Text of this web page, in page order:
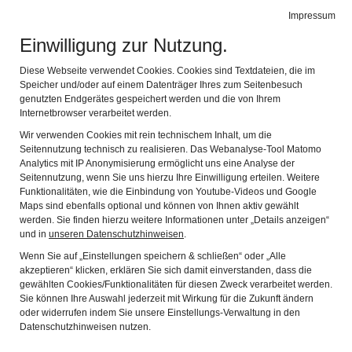
Impressum
Einwilligung zur Nutzung.
Diese Webseite verwendet Cookies. Cookies sind Textdateien, die im
Speicher und/oder auf einem Datenträger Ihres zum Seitenbesuch
genutzten Endgerätes gespeichert werden und die von Ihrem
Internetbrowser verarbeitet werden.
Wir verwenden Cookies mit rein technischem Inhalt, um die
Seitennutzung technisch zu realisieren. Das Webanalyse-Tool Matomo
Analytics mit IP Anonymisierung ermöglicht uns eine Analyse der
Seitennutzung, wenn Sie uns hierzu Ihre Einwilligung erteilen. Weitere
Funktionalitäten, wie die Einbindung von Youtube-Videos und Google
Maps sind ebenfalls optional und können von Ihnen aktiv gewählt
werden. Sie finden hierzu weitere Informationen unter „Details anzeigen“
und in unseren Datenschutzhinweisen.
Wenn Sie auf „Einstellungen speichern & schließen“ oder „Alle
akzeptieren“ klicken, erklären Sie sich damit einverstanden, dass die
gewählten Cookies/Funktionalitäten für diesen Zweck verarbeitet werden.
Sie können Ihre Auswahl jederzeit mit Wirkung für die Zukunft ändern
oder widerrufen indem Sie unsere Einstellungs-Verwaltung in den
Datenschutzhinweisen nutzen.
de en
ARCHÄOLOGISCHER PARK CAMBODUNUM
APC Museumskoffer
Mobiles Museum für
Kindergärten,
Kindertageseinrichtungen, Grund-
und Förderschulen sowie
weiterführende Schulen